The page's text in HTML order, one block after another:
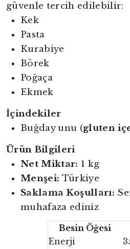
güvenle tercih edilebilir:
Kek
Pasta
Kurabiye
Börek
Poğaça
Ekmek
İçindekiler
Buğday unu (gluten
Ürün Bilgileri
Net Miktar: 1 kg
Menşei: Türkiye
Saklama Koşulları:
muhafaza ediniz
Besin Öğesi
Enerji